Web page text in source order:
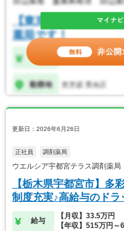
更新日：2026年6月26日
正社員 調剤薬局
ウエルシア宇都宮テラス調剤薬
【栃木県宇都宮市】多
制度充実♪高給与のド
給与
【月収】33.5万円
【年収】515万円～